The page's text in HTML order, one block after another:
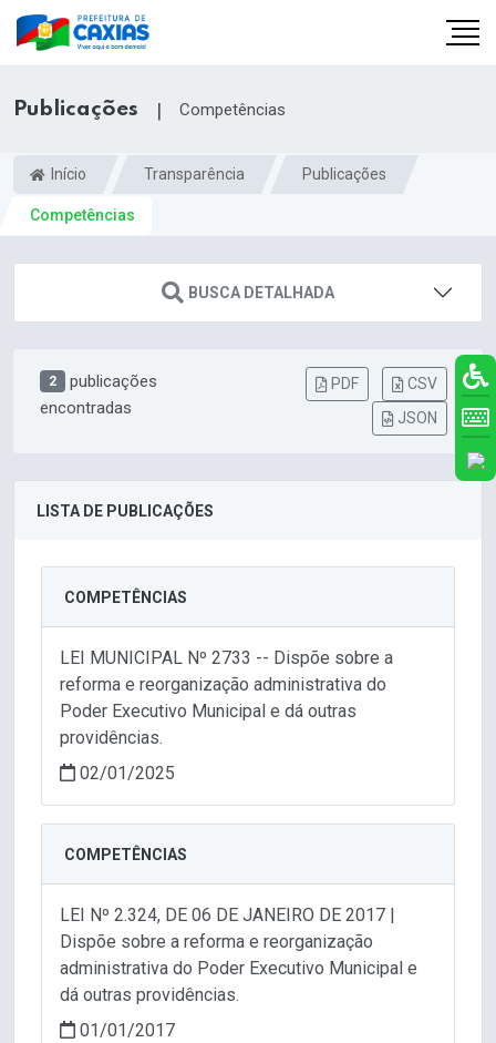
Publicações | Competências
Início Transparência Publicações
Competências
BUSCA DETALHADA
2
publicações
encontradas
PDF
CSV
JSON
LISTA DE PUBLICAÇÕES
COMPETÊNCIAS
LEI MUNICIPAL Nº 2733 -- Dispõe sobre a
reforma e reorganização administrativa do
Poder Executivo Municipal e dá outras
providências.
02/01/2025
COMPETÊNCIAS
LEI Nº 2.324, DE 06 DE JANEIRO DE 2017 |
Dispõe sobre a reforma e reorganização
administrativa do Poder Executivo Municipal e
dá outras providências.
01/01/2017